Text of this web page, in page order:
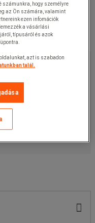
számunkra, hogy személyre
az Ön számára, valamint
ezen infomációk
a vásárlási
típusáról és azok
azt is szabadon
talál.